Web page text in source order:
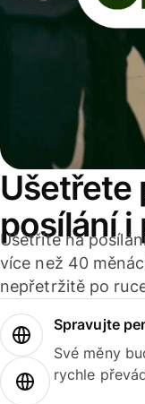
Ušetřete
posílání i
Ušetříte na
více než 40
nepřetržitě po
Spravujte
Své měny
rychle